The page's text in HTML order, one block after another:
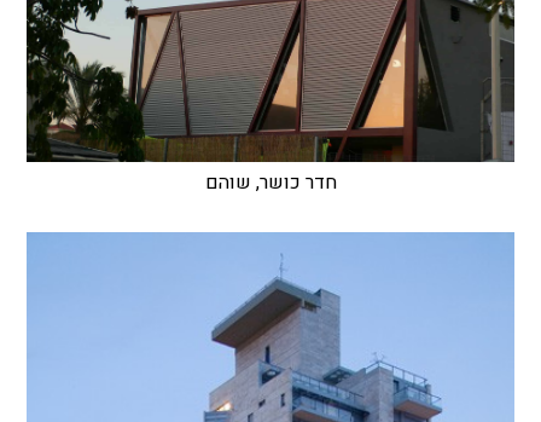
חדר כושר, שוהם